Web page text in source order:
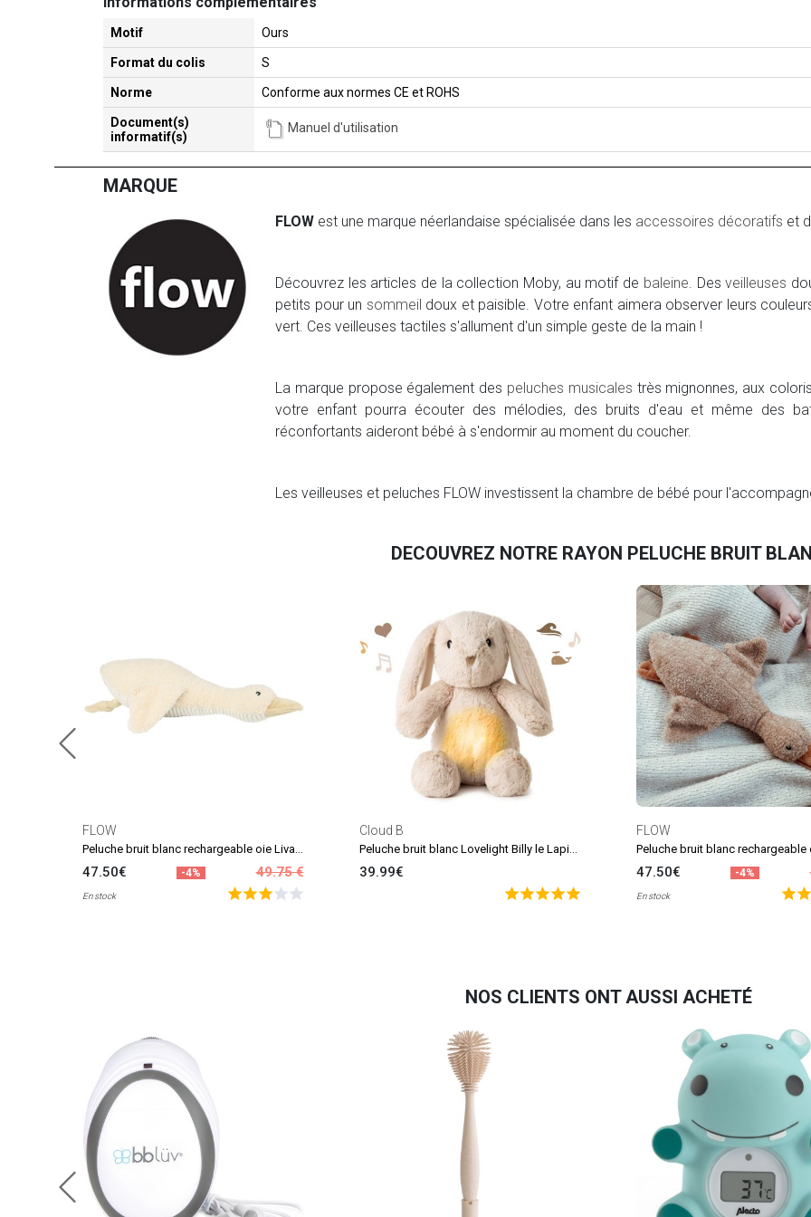
Motif Ours
Format du colis S
Norme Conforme aux normes CE et ROHS
Document(s)
informatif(s)
Manuel d'utilisation
MARQUE
FLOW est une marque néerlandaise spécialisée dans les accessoires décoratifs et
Découvrez les articles de la collection Moby, au motif de baleine . Desveilleuses
petits pour un sommeil doux et paisible. Votre enfant aimera observer leurs
vert. Ces veilleuses tactiles s'allument d'un simple geste de la main !
La marque propose également des peluches musicales très mignonnes, aux
votre enfant pourra écouter des mélodies, des bruits d'eau et même des
réconfortants aideront bébé à s'endormir au moment du coucher.
Les veilleuses et peluches FLOW investissent la chambre de bébé pour
DECOUVREZ NOTRE RAYON PELUCHE BRUIT
FLOW
47.50€ -4% 49.75 €
En stock
Cloud B
Peluche bruit blanc Lovelight Billy le Lapin (nouvelle version)
39.99€
FLOW
47.50€ -4%
En stock
NOS CLIENTS ONT AUSSI ACHETÉ